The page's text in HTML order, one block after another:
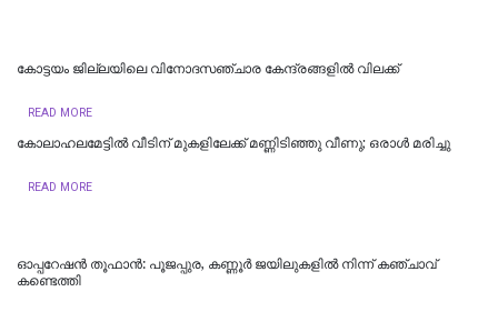
കോട്ടയം ജില്ലയിലെ വിനോദസഞ്ചാര കേന്ദ്രങ്ങളിൽ വിലക്ക്
READ MORE
കോലാഹലമേട്ടിൽ വീടിന് മുകളിലേക്ക് മണ്ണിടിഞ്ഞു വീണു; ഒരാൾ മരിച്ചു
READ MORE
ഓപ്പറേഷൻ തൂഫാൻ: പൂജപ്പുര, കണ്ണൂർ ജയിലുകളിൽ നിന്ന് കഞ്ചാവ്
കണ്ടെത്തി